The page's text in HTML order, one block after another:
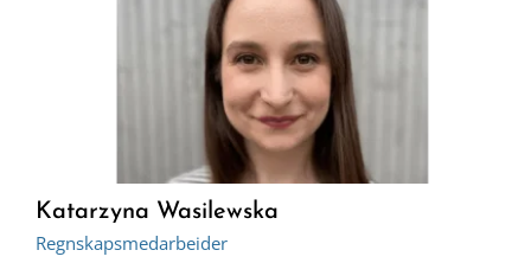
Katarzyna Wasilewska
Regnskapsmedarbeider